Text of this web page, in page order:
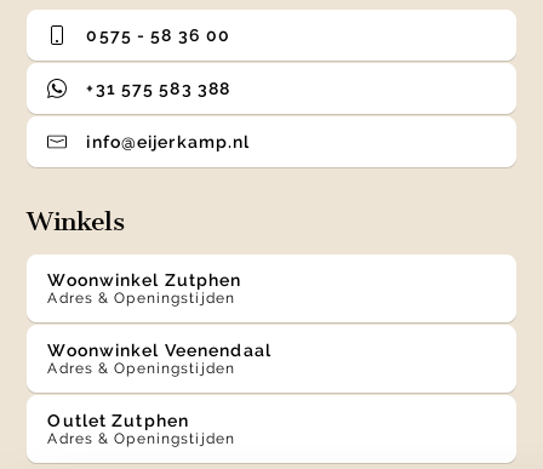
0575 - 58 36 00
+31 575 583 388
info@eijerkamp.nl
Winkels
Woonwinkel Zutphen
Adres & Openingstijden
Woonwinkel Veenendaal
Adres & Openingstijden
Outlet Zutphen
Adres & Openingstijden